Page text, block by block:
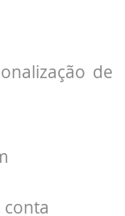
de
conta